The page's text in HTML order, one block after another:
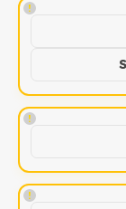
!
!
!